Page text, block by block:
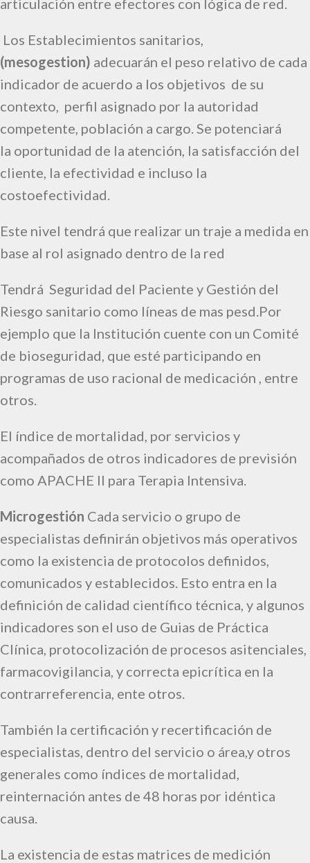
articulación entre efectores con lógica de red.
Los Establecimientos sanitarios,
(mesogestion) adecuarán el peso relativo de cada
indicador de acuerdo a los objetivos de su
contexto, perfil asignado por la autoridad
competente, población a cargo. Se potenciará
la oportunidad de la atención, la satisfacción del
cliente, la efectividad e incluso la
costoefectividad.
Este nivel tendrá que realizar un traje a medida en
base al rol asignado dentro de la red
Tendrá Seguridad del Paciente y Gestión del
Riesgo sanitario como líneas de mas pesd.Por
ejemplo que la Institución cuente con un Comité
de bioseguridad, que esté participando en
programas de uso racional de medicación , entre
otros.
El índice de mortalidad, por servicios y
acompañados de otros indicadores de previsión
como APACHE II para Terapia Intensiva.
Microgestión Cada servicio o grupo de
especialistas definirán objetivos más operativos
como la existencia de protocolos definidos,
comunicados y establecidos. Esto entra en la
definición de calidad científico técnica, y algunos
indicadores son el uso de Guias de Práctica
Clínica, protocolización de procesos asitenciales,
farmacovigilancia, y correcta epicrítica en la
contrarreferencia, ente otros.
También la certificación y recertificación de
especialistas, dentro del servicio o área,y otros
generales como índices de mortalidad,
reinternación antes de 48 horas por idéntica
causa.
La existencia de estas matrices de medición